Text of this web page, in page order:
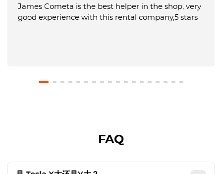
James Cometa is the best helper in the shop, very
good experience with this rental company,5 stars
FAQ